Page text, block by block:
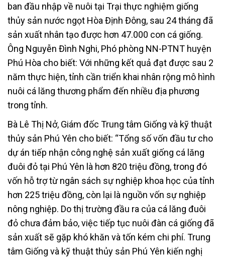
ban đầu nhập về nuôi tại Trại thực nghiệm giống
thủy sản nước ngọt Hòa Định Đông, sau 24 tháng đã
sản xuất nhân tạo được hơn 47.000 con cá giống.
Ông Nguyễn Đình Nghi, Phó phòng NN-PTNT huyện
Phú Hòa cho biết: Với những kết quả đạt được sau 2
năm thực hiện, tỉnh cần triển khai nhân rộng mô hình
nuôi cá lăng thương phẩm đến nhiều địa phương
trong tỉnh.
Bà Lê Thị Nở, Giám đốc Trung tâm Giống và kỹ thuật
thủy sản Phú Yên cho biết: “Tổng số vốn đầu tư cho
dự án tiếp nhận công nghệ sản xuất giống cá lăng
đuôi đỏ tại Phú Yên là hơn 820 triệu đồng, trong đó
vốn hỗ trợ từ ngân sách sự nghiệp khoa học của tỉnh
hơn 225 triệu đồng, còn lại là nguồn vốn sự nghiệp
nông nghiệp. Do thị trường đầu ra của cá lăng đuôi
đỏ chưa đảm bảo, việc tiếp tục nuôi đàn cá giống đã
sản xuất sẽ gặp khó khăn và tốn kém chi phí. Trung
tâm Giống và kỹ thuật thủy sản Phú Yên kiến nghị